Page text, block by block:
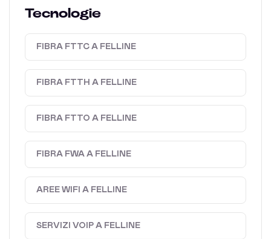
Tecnologie
FIBRA FTTC A FELLINE
FIBRA FTTH A FELLINE
FIBRA FTTO A FELLINE
FIBRA FWA A FELLINE
AREE WIFI A FELLINE
SERVIZI VOIP A FELLINE